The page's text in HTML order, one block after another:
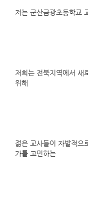
저는 군산금광초등학교
저희는 전북지역에서 새
위해
젊은 교사들이 자발적으
가를 고민하는